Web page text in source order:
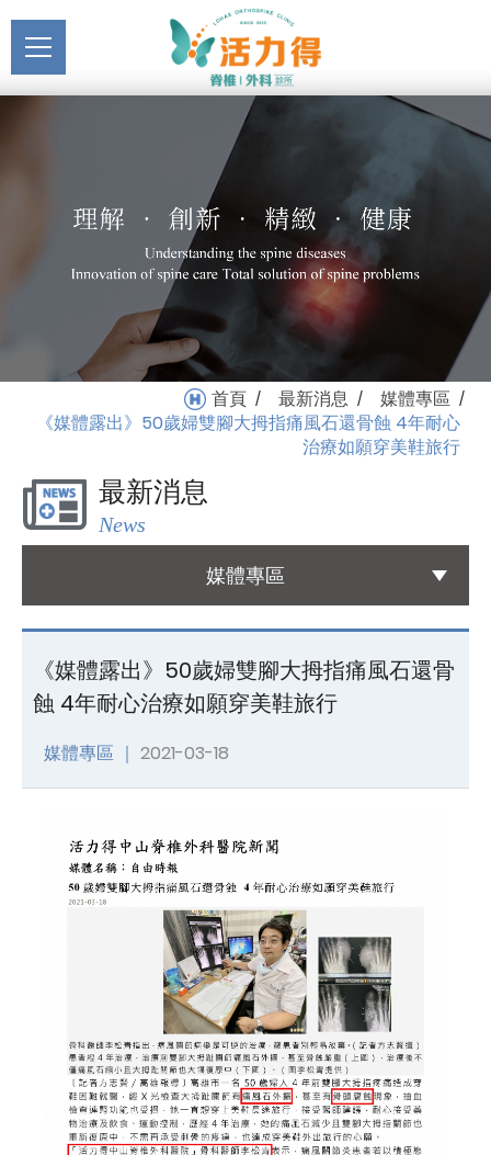
《媒體露出》50歲婦雙腳
大拇指痛風石還骨蝕 4年耐
心治療如願穿美鞋旅行_媒
體專區_最新消息 | 活力得
脊椎外科診所
主選單關於活力得
醫療服務
Medical Service
Registration
就醫指南
Medical Instruction
Health Education
國際醫療
友善連結
Links
聯絡我們
Contact
首頁 / 最新消息 / 媒體專區 /
《媒體露出》50歲婦雙腳大拇指痛風石還骨蝕 4年耐心
治療如願穿美鞋旅行
最新消息
News
媒體專區
《媒體露出》50歲婦雙腳大拇指痛風石還骨
蝕 4年耐心治療如願穿美鞋旅行
媒體專區 ｜ 2021-03-18